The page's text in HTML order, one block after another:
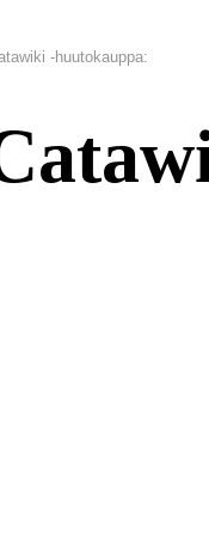
-huutokauppa: